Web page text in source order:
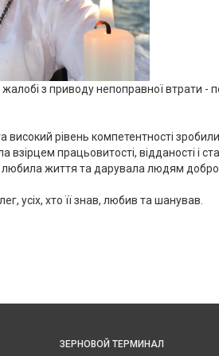
з приводу непоправної втрати -
високий рівень компетентності
працьовитості, відданості і
життя та дарувала людям добро
усіх, хто її знав, любив та шанував.
ЗЕРНОВОЙ ТЕРМИНАЛ